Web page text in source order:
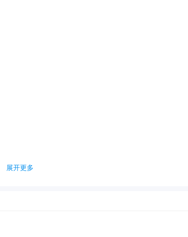
信息。
配你。
展开更多